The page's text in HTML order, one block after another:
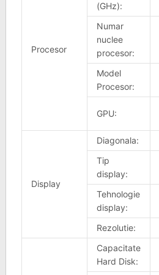
Procesor
(GHz):
Numar
nuclee
procesor:
Model
Procesor:
GPU:
Display
Diagonala:
Tip
display:
Tehnologie
display:
Rezolutie:
Capacitate
Hard Disk: